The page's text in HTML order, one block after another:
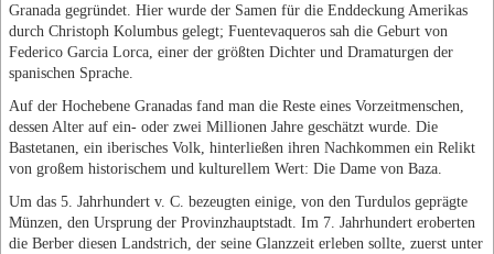
Granada gegründet. Hier wurde der Samen für die Enddeckung Amerikas
durch Christoph Kolumbus gelegt; Fuentevaqueros sah die Geburt von
Federico Garcia Lorca, einer der größten Dichter und Dramaturgen der
spanischen Sprache.
Auf der Hochebene Granadas fand man die Reste eines Vorzeitmenschen,
dessen Alter auf ein- oder zwei Millionen Jahre geschätzt wurde. Die
Bastetanen, ein iberisches Volk, hinterließen ihren Nachkommen ein Relikt
von großem historischem und kulturellem Wert: Die Dame von Baza.
Um das 5. Jahrhundert v. C. bezeugten einige, von den Turdulos geprägte
Münzen, den Ursprung der Provinzhauptstadt. Im 7. Jahrhundert eroberten
die Berber diesen Landstrich, der seine Glanzzeit erleben sollte, zuerst unter